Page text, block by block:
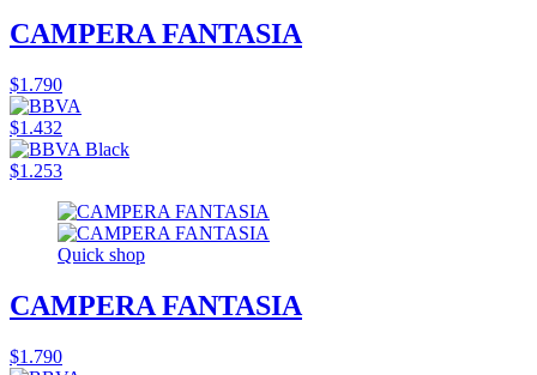
CAMPERA FANTASIA
$1.790
$1.432
$1.253
Quick shop
CAMPERA FANTASIA
$1.790